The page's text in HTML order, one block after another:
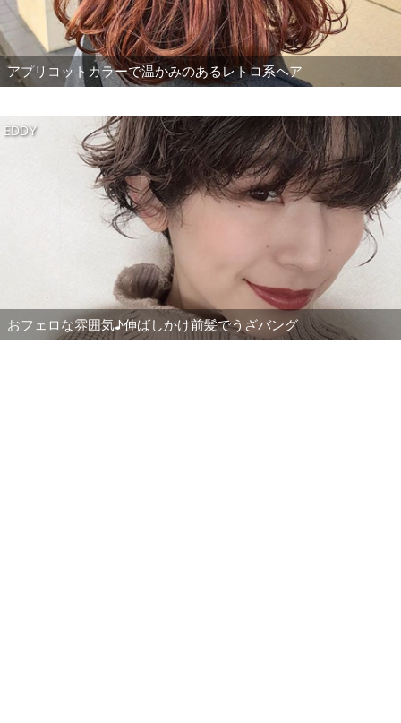
アプリコットカラーで温かみのあるレトロ系ヘア
EDDY
おフェロな雰囲気♪伸ばしかけ前髪でうざバング